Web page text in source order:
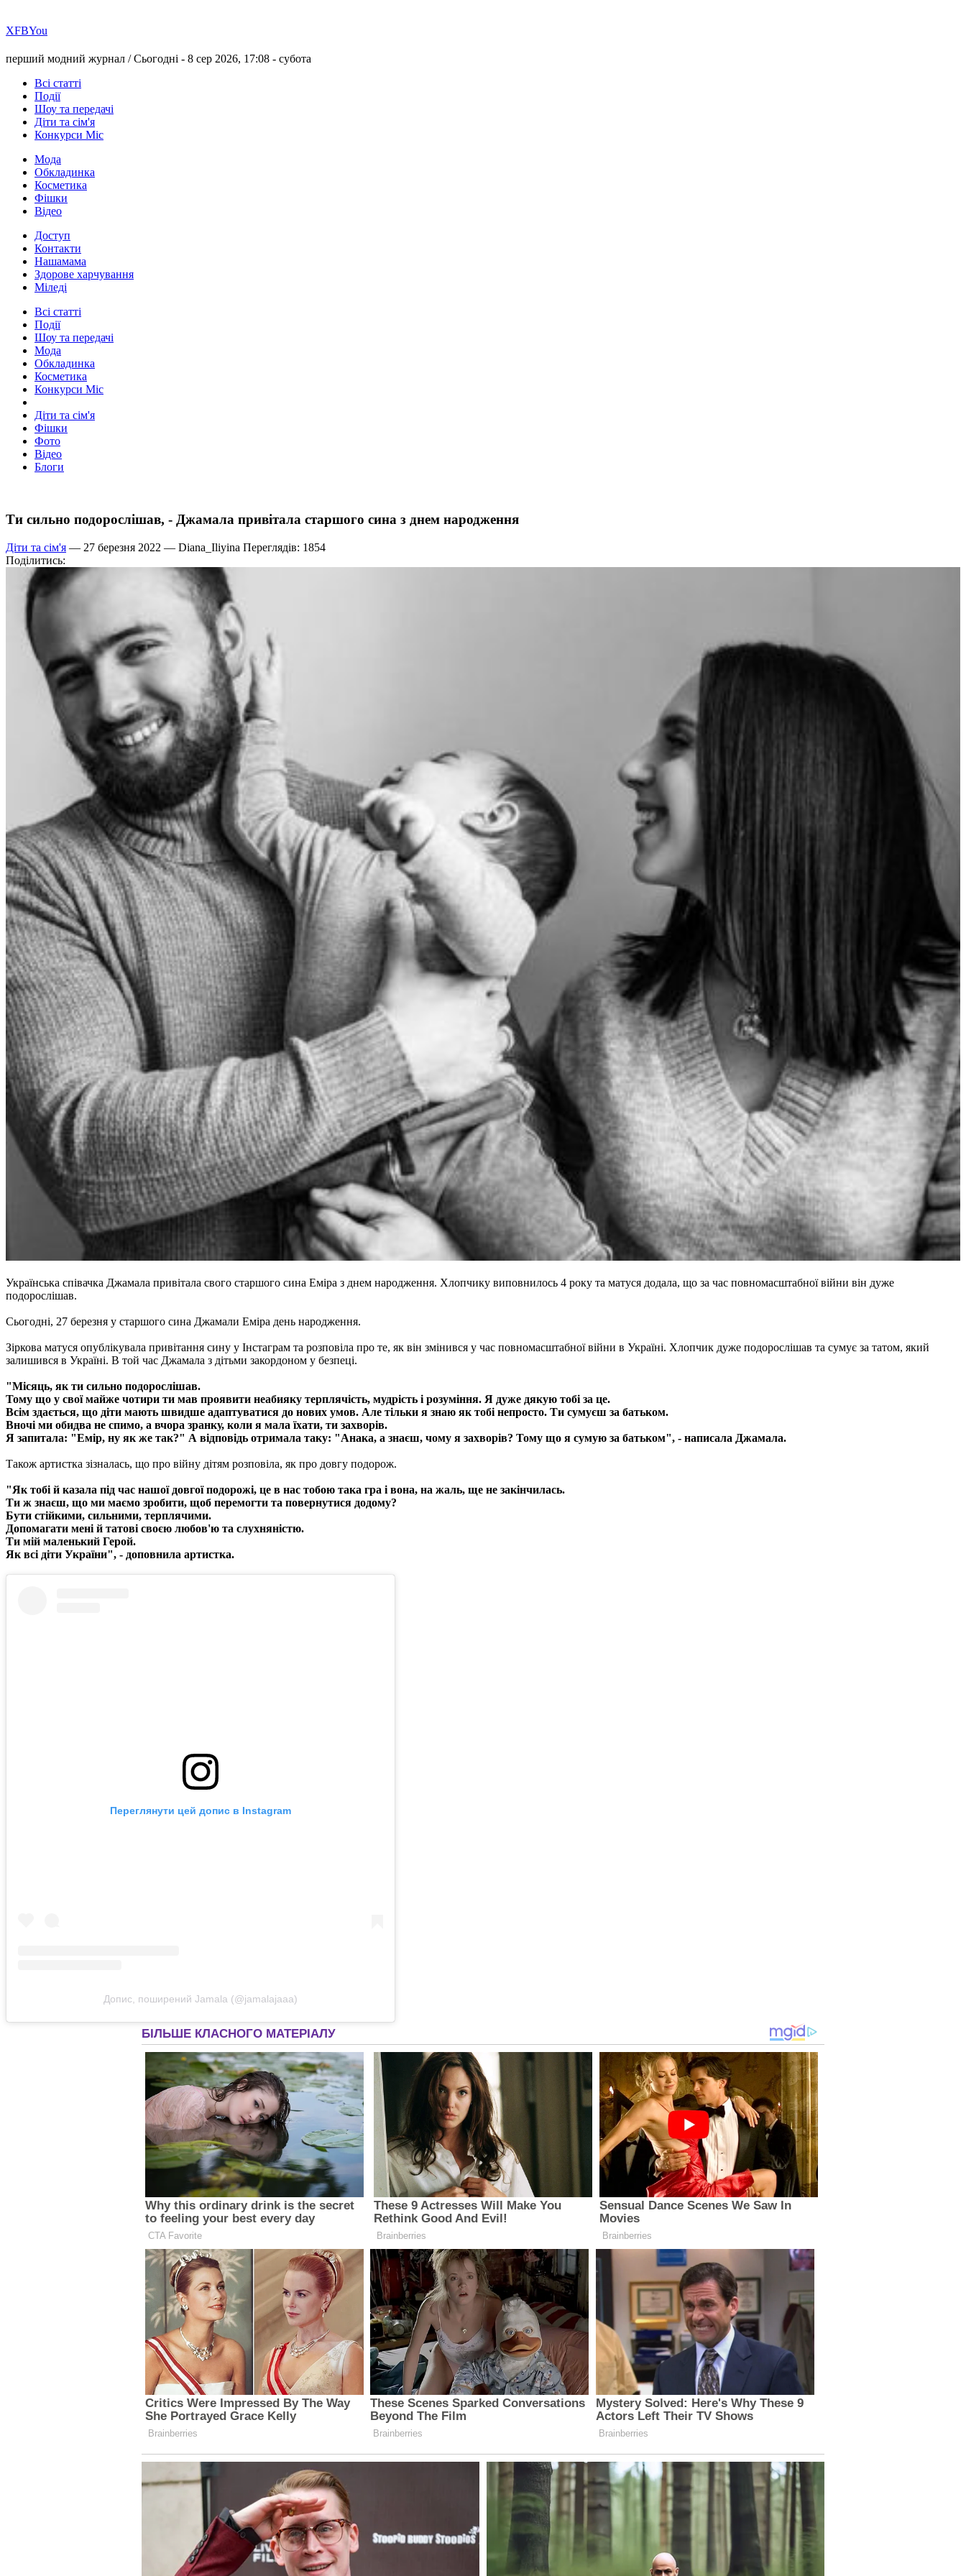
ХFBYou
перший модний журнал /Сьогодні - 8 сер 2026, 17:08 - субота
Всі статті
Події
Шоу та передачі
Діти та сім'я
Конкурси Міс
Мода
Обкладинка
Косметика
Фішки
Відео
Доступ
Контакти
Нашамама
Здорове харчування
Міледі
Всі статті
Події
Шоу та передачі
Мода
Обкладинка
Косметика
Конкурси Міс
Діти та сім'я
Фішки
Фото
Відео
Блоги
Ти сильно подорослішав, - Джамала привітала старшого сина з днем народження
Діти та сім'я — 27 березня 2022 — Diana_Iliyina Переглядів: 1854
Поділитись:
Українська співачка Джамала привітала свого старшого сина Еміра з днем народження. Хлопчику виповнилось 4 року та матуся додала, що за час повномасштабної війни він дуже
подорослішав.
Сьогодні, 27 березня у старшого сина Джамали Еміра день народження.
Зіркова матуся опублікувала привітання сину у Інстаграм та розповіла про те, як він змінився у час повномасштабної війни в Україні. Хлопчик дуже подорослішав та сумує за татом, який
залишився в Україні. В той час Джамала з дітьми закордоном у безпеці.
"Місяць, як ти сильно подорослішав.
Тому що у свої майже чотири ти мав проявити неабияку терплячість, мудрість і розуміння. Я дуже дякую тобі за це.
Всім здається, що діти мають швидше адаптуватися до нових умов. Але тільки я знаю як тобі непросто. Ти сумуєш за батьком.
Вночі ми обидва не спимо, а вчора зранку, коли я мала їхати, ти захворів.
Я запитала: "Емір, ну як же так?" А відповідь отримала таку: "Анака, а знаєш, чому я захворів? Тому що я сумую за батьком", - написала Джамала.
Також артистка зізналась, що про війну дітям розповіла, як про довгу подорож.
"Як тобі й казала під час нашої довгої подорожі, це в нас тобою така гра і вона, на жаль, ще не закінчилась.
Ти ж знаєш, що ми маємо зробити, щоб перемогти та повернутися додому?
Бути стійкими, сильними, терплячими.
Допомагати мені й татові своєю любов'ю та слухняністю.
Ти мій маленький Герой.
Як всі діти України", - доповнила артистка.
Переглянути цей допис в Instagram
Допис, поширений Jamala (@jamalajaaa)